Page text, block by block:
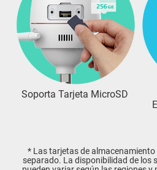
Soporta Tarjeta MicroSD
* Las tarjetas de
separado. La disponibilidad de los